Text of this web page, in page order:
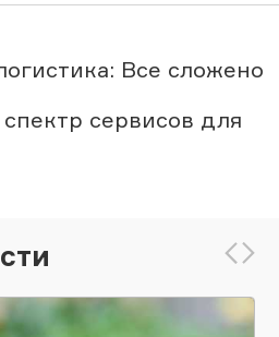
Все сложено
сервисов для